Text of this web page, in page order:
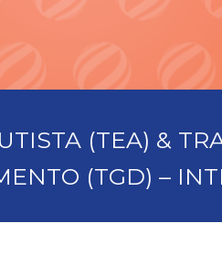
(TEA) &
(TGD) –